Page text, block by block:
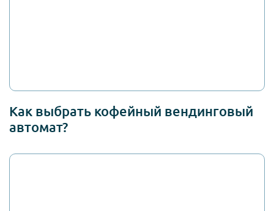
Как выбрать кофейный вендинговый
автомат?